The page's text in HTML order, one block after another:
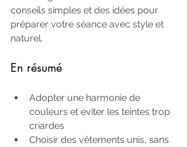
conseils simples et des idées pour
préparer votre séance avec style et
naturel.
En résumé
Adopter une harmonie de
couleurs et éviter les teintes trop
criardes
Choisir des vêtements unis, sans